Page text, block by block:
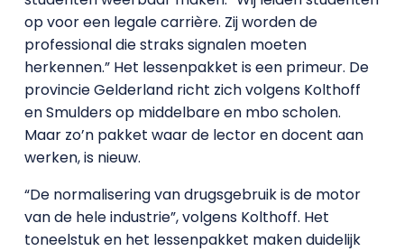
op voor een legale carrière. Zij worden de
professional die straks signalen moeten
herkennen.” Het lessenpakket is een primeur. De
provincie Gelderland richt zich volgens Kolthoff
en Smulders op middelbare en mbo scholen.
Maar zo’n pakket waar de lector en docent aan
werken, is nieuw.
“De normalisering van drugsgebruik is de motor
van de hele industrie”, volgens Kolthoff. Het
toneelstuk en het lessenpakket maken duidelijk